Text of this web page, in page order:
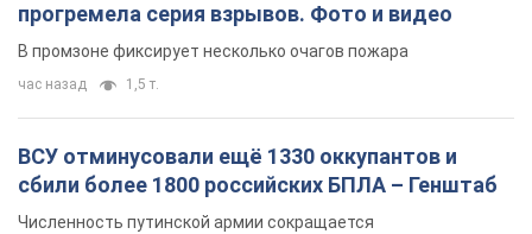
прогремела серия взрывов. Фото и видео
В промзоне фиксирует несколько очагов пожара
час назад 1,5 т.
ВСУ отминусовали ещё 1330 оккупантов и
сбили более 1800 российских БПЛА – Генштаб
Численность путинской армии сокращается